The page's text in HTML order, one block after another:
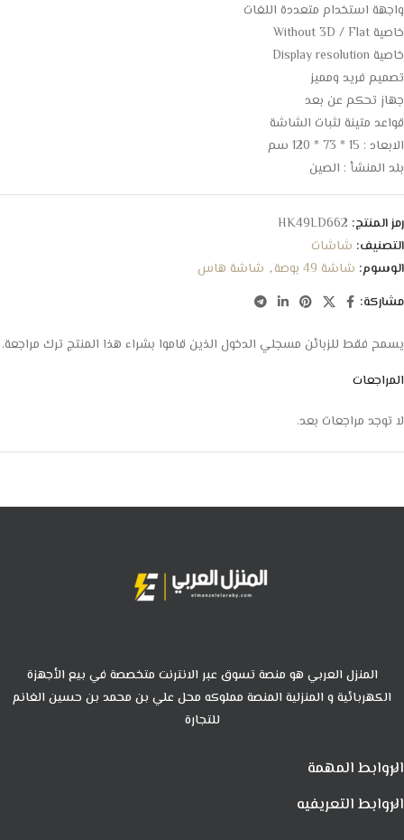
واجهة استخدام متعددة اللغات
خاصية Without 3D / Flat
خاصية Display resolution
تصميم فريد ومميز
جهاز تحكم عن بعد
قواعد متينة لثبات الشاشة
الابعاد‏ : ‎ 120 * 73 * 15سم
بلد المنشأ : الصين
رمز المنتج: HK49LD662
التصنيف: شاشات
الوسوم: شاشة 49 بوصة , شاشة هاس
مشاركة:
المراجعات
لا توجد مراجعات بعد.
يسمح فقط للزبائن مسجلي الدخول الذين قاموا بشراء هذا المنتج ترك مراجعة.
المنزل العربي هو منصة تسوق عبر الانترنت متخصصة في بيع الأجهزة
الكهربائية و المنزلية المنصة مملوكه محل علي بن محمد بن حسين الغانم
للتجارة
الروابط المهمة
الروابط التعريفيه